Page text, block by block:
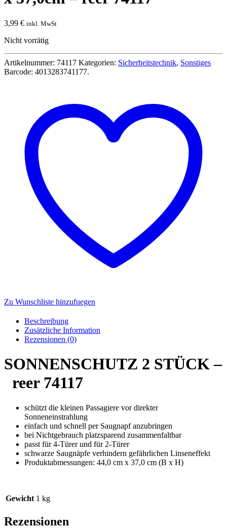
3,99 € inkl. MwSt
Nicht vorrätig
Artikelnummer: 74117 Kategorien: Sicherheitstechnik, Sonstiges
Barcode: 4013283741177.
Zu Wunschliste hinzufuegen
Beschreibung
Zusätzliche Information
Rezensionen (0)
SONNENSCHUTZ 2 STÜCK –
reer 74117
schützt die kleinen Passagiere vor direkter
Sonneneinstrahlung
einfach und schnell per Saugnapf anzubringen
bei Nichtgebrauch platzsparend zusammenfaltbar
passt für 4-Türer und für 2-Türer
schwarze Saugnäpfe verhindern gefährlichen Linseneffekt
Produktabmessungen: 44,0 cm x 37,0 cm (B x H)
Gewicht 1 kg
Rezensionen